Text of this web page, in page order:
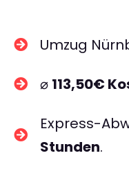
Umzug
⌀ 113,50€
Express-
Stunden.